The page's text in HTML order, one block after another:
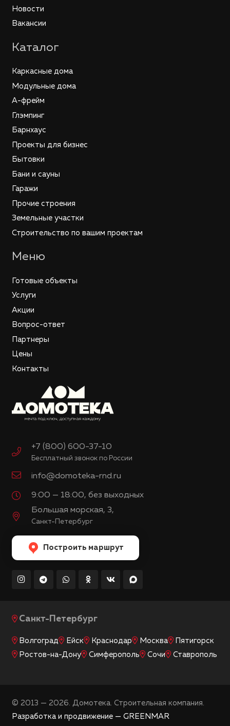
Новости
Вакансии
Каталог
Каркасные дома
Модульные дома
А-фрейм
Глэмпинг
Барнхаус
Проекты для бизнес
Бытовки
Бани и сауны
Гаражи
Прочие строения
Земельные участки
Строительство по вашим проектам
Меню
Готовые объекты
Услуги
Акции
Вопрос-ответ
Партнеры
Цены
Контакты
+7 (800) 600-37-10
Бесплатный звонок по России
info@domoteka-rnd.ru
9:00 — 18:00, без выходных
Большая морская, 3,
Санкт-Петербург
Построить маршрут
Санкт-Петербург
Волгоград Ейск Краснодар Москва
Пятигорск
Ростов-на-Дону
Симферополь Сочи Ставрополь
© 2013 — 2026. Домотека. Строительная компания.
Разработка и продвижение — GREENMAR